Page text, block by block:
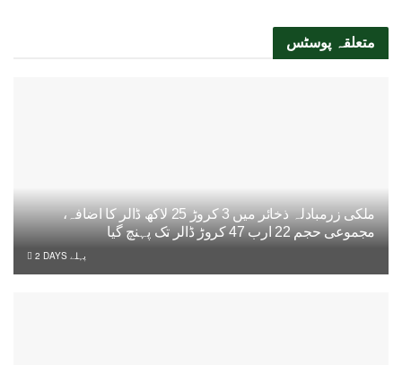
متعلقہ پوسٹس
ملکی زرمبادلہ ذخائر میں 3 کروڑ 25 لاکھ ڈالر کا اضافہ،
مجموعی حجم 22 ارب 47 کروڑ ڈالر تک پہنچ گیا
2 DAYS پہلے